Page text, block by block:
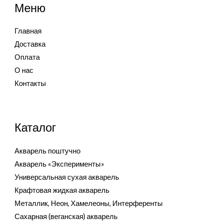
Меню
Главная
Доставка
Оплата
О нас
Контакты
Каталог
Акварель поштучно
Акварель «Эксперименты»
Универсальная сухая акварель
Крафтовая жидкая акварель
Металлик, Неон, Хамелеоны, Интерференты
Сахарная (веганская) акварель